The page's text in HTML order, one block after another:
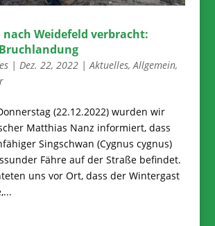
nach Weidefeld verbracht:
| Dez. 22, 2022|Aktuelles,Allgemein,
(22.12.2022) wurden wir
Matthias Nanz informiert, dass
Singschwan (Cygnus cygnus)
Fähre auf der Straße befindet.
uns vor Ort, dass der Wintergast